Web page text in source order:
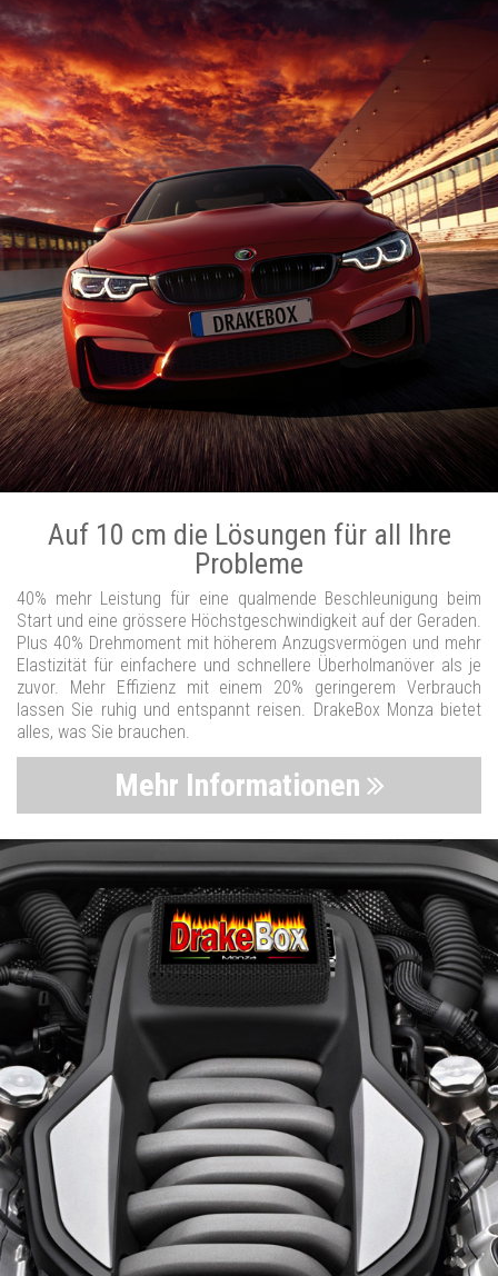
Auf 10 cm die Lösungen für all Ihre
Probleme
40% mehr Leistung für eine qualmende Beschleunigung beim
Start und eine grössere Höchstgeschwindigkeit auf der Geraden.
Plus 40% Drehmoment mit höherem Anzugsvermögen und mehr
Elastizität für einfachere und schnellere Überholmanöver als je
zuvor. Mehr Effizienz mit einem 20% geringerem Verbrauch
lassen Sie ruhig und entspannt reisen. DrakeBox Monza bietet
alles, was Sie brauchen.
Mehr Informationen